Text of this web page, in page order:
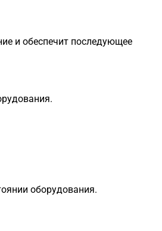
и обеспечит последующее
оборудования.